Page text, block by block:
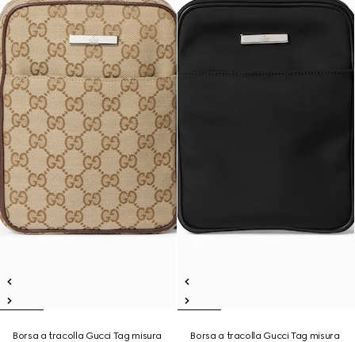
Borsa a tracolla Gucci Tag misura
Borsa a tracolla Gucci Tag misura